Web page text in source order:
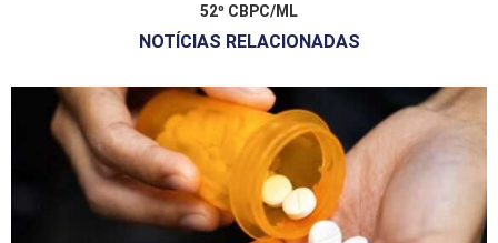
52º CBPC/ML
NOTÍCIAS RELACIONADAS